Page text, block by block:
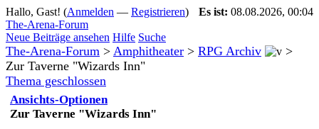
Es ist: 08.08.2026, 00:04
Hallo, Gast! (Anmelden — Registrieren)
The-Arena-Forum
Neue Beiträge ansehen Hilfe Suche
The-Arena-Forum > Amphitheater > RPG Archiv
>
Zur Taverne "Wizards Inn"
Thema geschlossen
Ansichts-Optionen
Zur Taverne "Wizards Inn"